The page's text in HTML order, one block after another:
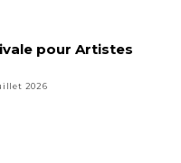
pour Artistes
2026